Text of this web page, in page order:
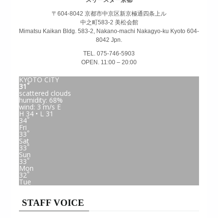
〒604-8042 京都市中京区新京極通四条上ル
中之町583-2 美松会館
Mimatsu Kaikan Bldg. 583-2, Nakano-machi Nakagyo-ku Kyoto 604-
8042 Jpn.
TEL. 075-746-5903
OPEN. 11:00 – 20:00
KYOTO CITY
31 °
scattered clouds
humidity: 68%
wind: 3 m/s E
H 34 • L 31
34°
Fri
33°
Sat
33°
Sun
33°
Mon
32°
Tue
STAFF VOICE